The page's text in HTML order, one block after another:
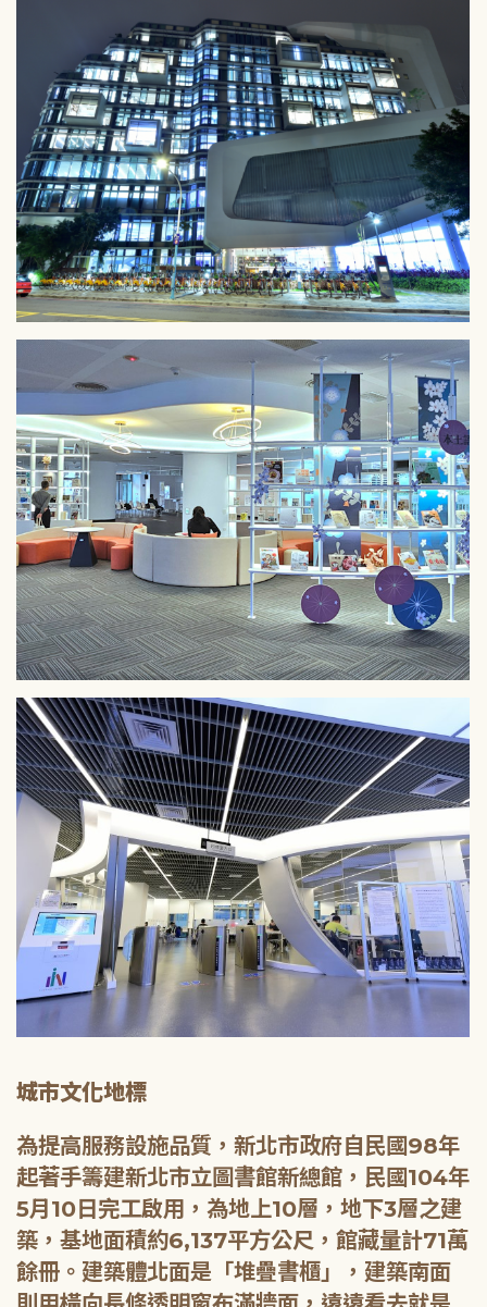
城市文化地標
為提高服務設施品質，新北市政府自民國98年
起著手籌建新北市立圖書館新總館，民國104年
5月10日完工啟用，為地上10層，地下3層之建
築，基地面積約6,137平方公尺，館藏量計71萬
餘冊。建築體北面是「堆疊書櫃」，建築南面